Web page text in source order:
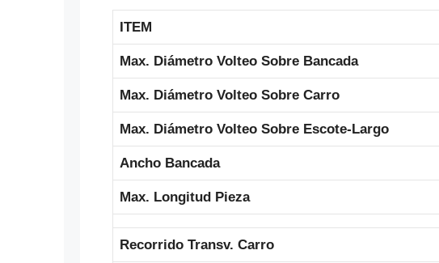
ITEM
Max. Diámetro Volteo Sobre Bancada
Max. Diámetro Volteo Sobre Carro
Max. Diámetro Volteo Sobre Escote-Largo
Ancho Bancada
Max. Longitud Pieza
Recorrido Transv. Carro